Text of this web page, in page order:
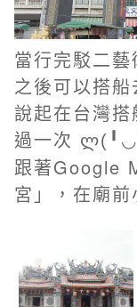
當行完駁二藝
之後可以搭
說起在台灣
過一次
跟著Google
宮」，在廟